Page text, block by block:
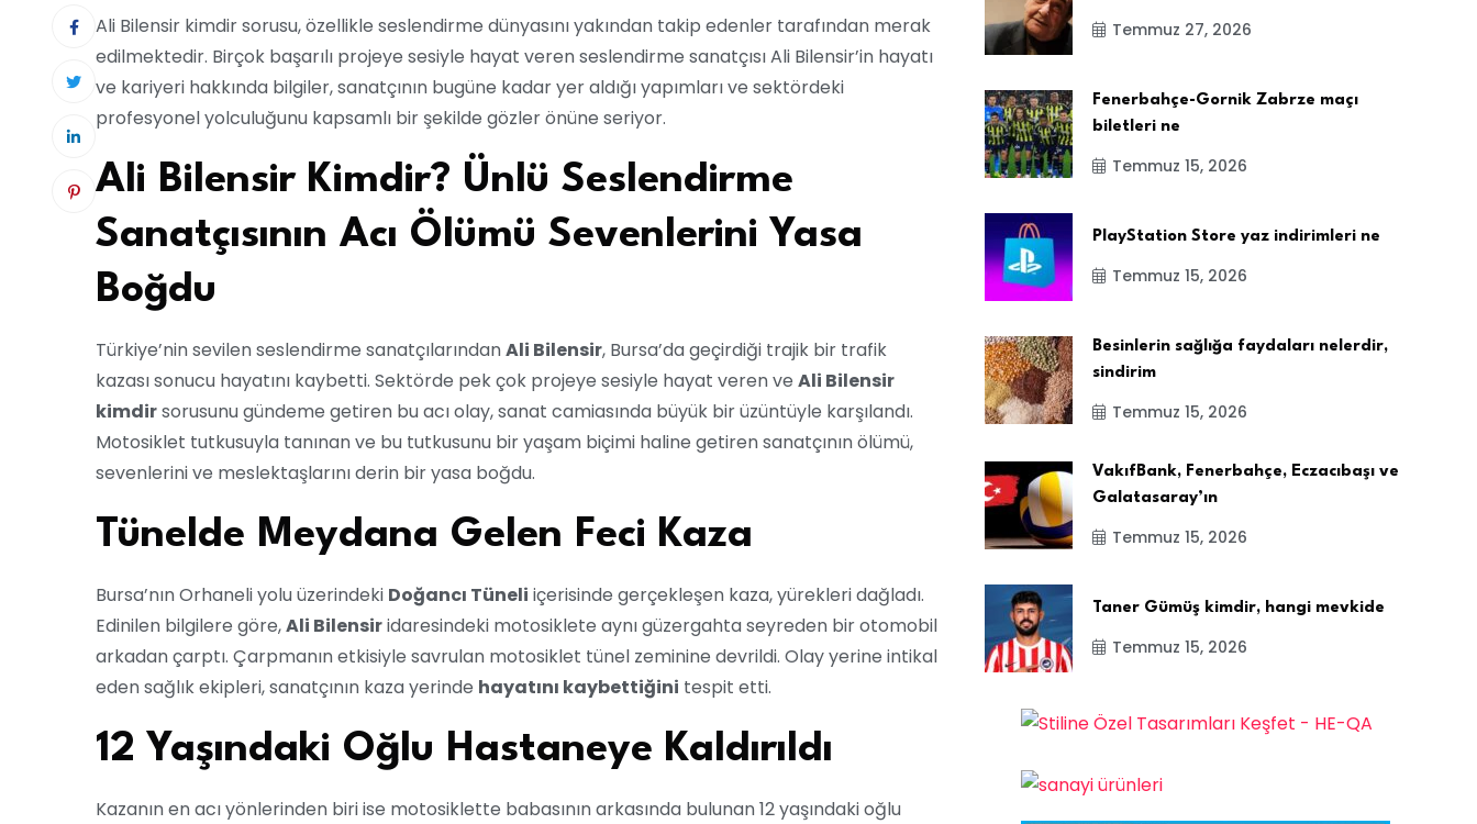
Ali Bilensir kimdir sorusu, özellikle seslendirme dünyasını yakından takip edenler tarafından merak
edilmektedir. Birçok başarılı projeye sesiyle hayat veren seslendirme sanatçısı Ali Bilensir’in hayatı
ve kariyeri hakkında bilgiler, sanatçının bugüne kadar yer aldığı yapımları ve sektördeki
profesyonel yolculuğunu kapsamlı bir şekilde gözler önüne seriyor.
Ali Bilensir Kimdir? Ünlü Seslendirme
Sanatçısının Acı Ölümü Sevenlerini Yasa
Boğdu
Türkiye’nin sevilen seslendirme sanatçılarındanAli Bilensir, Bursa’da geçirdiği trajik bir trafik
kazası sonucu hayatını kaybetti. Sektörde pek çok projeye sesiyle hayat veren ve Ali Bilensir
kimdirsorusunu gündeme getiren bu acı olay, sanat camiasında büyük bir üzüntüyle karşılandı.
Motosiklet tutkusuyla tanınan ve bu tutkusunu bir yaşam biçimi haline getiren sanatçının ölümü,
sevenlerini ve meslektaşlarını derin bir yasa boğdu.
Tünelde Meydana Gelen Feci Kaza
Bursa’nın Orhaneli yolu üzerindeki Doğancı Tüneli içerisinde gerçekleşen kaza, yürekleri dağladı.
Edinilen bilgilere göre,Ali Bilensiridaresindeki motosiklete aynı güzergahta seyreden bir otomobil
arkadan çarptı. Çarpmanın etkisiyle savrulan motosiklet tünel zeminine devrildi. Olay yerine intikal
eden sağlık ekipleri, sanatçının kaza yerinde hayatını kaybettiğini tespit etti.
12 Yaşındaki Oğlu Hastaneye Kaldırıldı
Kazanın en acı yönlerinden biri ise motosiklette babasının arkasında bulunan 12 yaşındaki oğlu
Temmuz 27, 2026
Fenerbahçe-Gornik Zabrze maçı
biletleri ne
Temmuz 15, 2026
PlayStation Store yaz indirimleri ne
Temmuz 15, 2026
Besinlerin sağlığa faydaları nelerdir,
sindirim
Temmuz 15, 2026
VakıfBank, Fenerbahçe, Eczacıbaşı ve
Galatasaray’ın
Temmuz 15, 2026
Taner Gümüş kimdir, hangi mevkide
Temmuz 15, 2026